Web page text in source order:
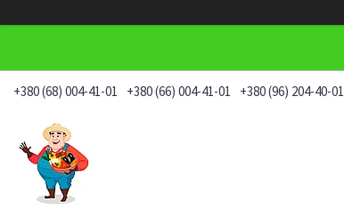
+380 (68) 004-41-01 +380 (66) 004-41-01 +380 (96) 204-40-01